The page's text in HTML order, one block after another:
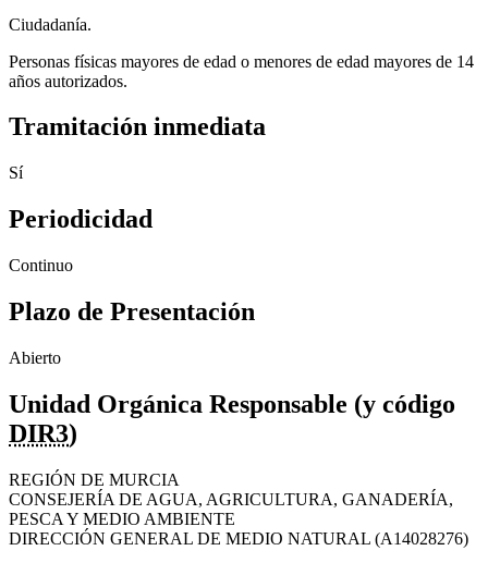
Ciudadanía.
Personas físicas mayores de edad o menores de edad mayores de 14
años autorizados.
Tramitación inmediata
Sí
Periodicidad
Continuo
Plazo de Presentación
Abierto
Unidad Orgánica Responsable (y código
DIR3)
REGIÓN DE MURCIA
CONSEJERÍA DE AGUA, AGRICULTURA, GANADERÍA,
PESCA Y MEDIO AMBIENTE
DIRECCIÓN GENERAL DE MEDIO NATURAL (A14028276)